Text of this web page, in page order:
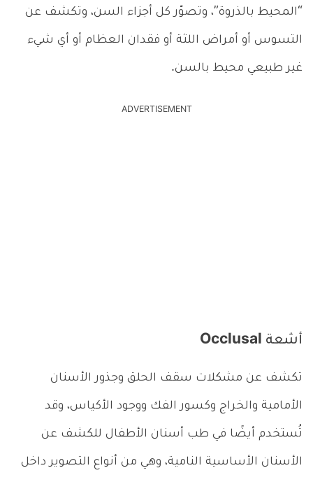
“المحيط بالذروة”، وتصوّر كل أجزاء السن، وتكشف عن
التسوس أو أمراض اللثة أو فقدان العظام أو أي شيء
غير طبيعي محيط بالسن.
ADVERTISEMENT
أشعة Occlusal
تكشف عن مشكلات سقف الحلق وجذور الأسنان
الأمامية والخراج وكسور الفك ووجود الأكياس، وقد
تُستخدم أيضًا في طب أسنان الأطفال للكشف عن
الأسنان الأساسية النامية، وهي من أنواع التصوير داخل